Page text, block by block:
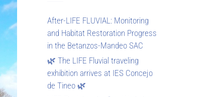
After-LIFE FLUVIAL: Monitoring
and Habitat Restoration Progress
in the Betanzos-Mandeo SAC
🌿 The LIFE Fluvial traveling
exhibition arrives at IES Concejo
de Tineo 🌿